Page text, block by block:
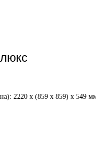
2220 х (859 х 859) х 549